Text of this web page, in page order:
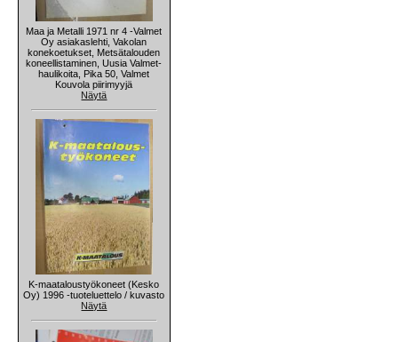
Maa ja Metalli 1971 nr 4 -Valmet
Oy asiakaslehti, Vakolan
konekoetukset, Metsätalouden
koneellistaminen, Uusia Valmet-
haulikoita, Pika 50, Valmet
Kouvola piirimyyjä
Näytä
K-maataloustyökoneet (Kesko
Oy) 1996 -tuoteluettelo / kuvasto
Näytä